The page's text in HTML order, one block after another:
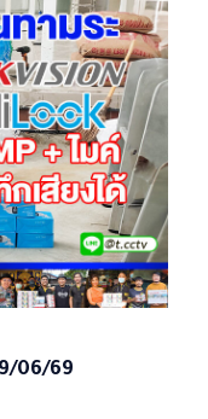
06/69